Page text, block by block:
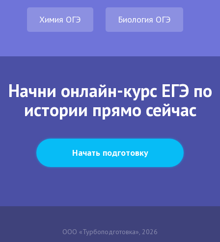
Химия ОГЭ Биология ОГЭ
Начни онлайн-курс ЕГЭ по
истории прямо сейчас
Начать подготовку
ООО «Турбоподготовка», 2026